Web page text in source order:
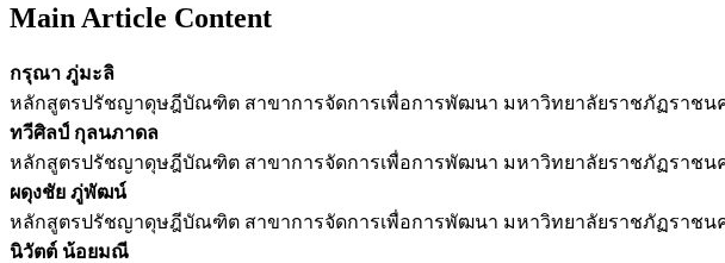
Main Article Content
กรุณา ภู่มะลิ
หลักสูตรปรัชญาดุษฎีบัณฑิต สาขาการจัดการเพื่อการพัฒนา มหาวิทยาลัยราชภัฏราชนค
ทวีศิลป์ กุลนภาดล
หลักสูตรปรัชญาดุษฎีบัณฑิต สาขาการจัดการเพื่อการพัฒนา มหาวิทยาลัยราชภัฏราชนค
ผดุงชัย ภู่พัฒน์
หลักสูตรปรัชญาดุษฎีบัณฑิต สาขาการจัดการเพื่อการพัฒนา มหาวิทยาลัยราชภัฏราชนค
นิวัตต์ น้อยมณี